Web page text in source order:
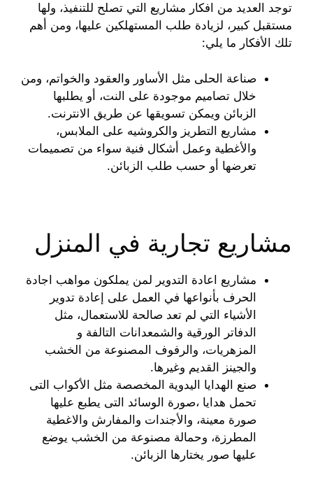
توجد العديد من افكار مشاريع التي تصلح للتنفيذ، ولها
مستقبل كبير، لزيادة طلب المستهلكين عليها، ومن أهم
تلك الأفكار ما يلي:
صناعة الحلى مثل الأساور والعقود والخواتم، ومن
خلال تصاميم موجودة على النت، أو يطلبها
الزبائن ويمكن تسويقها عن طريق الانترنت.
مشاريع التطريز والكروشيه على الملابس،
والأغطية وعمل أشكال فنية سواء من تصميمات
تعرضها أو حسب طلب الزبائن.
مشاريع تجارية في المنزل
مشاريع اعادة التدوير لمن يملكون مواهب اجادة
الحرف بأنواعها في العمل على إعادة تدوير
الأشياء التي لم تعد صالحة للاستعمال، مثل
الدفاتر الورقية والشمعدانات التالفة و
المزهريات، والرفوف المصنوعة من الخشب
والجينز القديم وغيرها.
صنع الهدايا اليدوية المخصصة مثل الأكواب التى
تحمل هدايا ،صورة الوسائد التى يطبع عليها
صورة معينة، والأجندات والمفارش والاغطية
المطرزة، وحمالة مصنوعة من الخشب يوضع
عليها صور يختارها الزبائن.